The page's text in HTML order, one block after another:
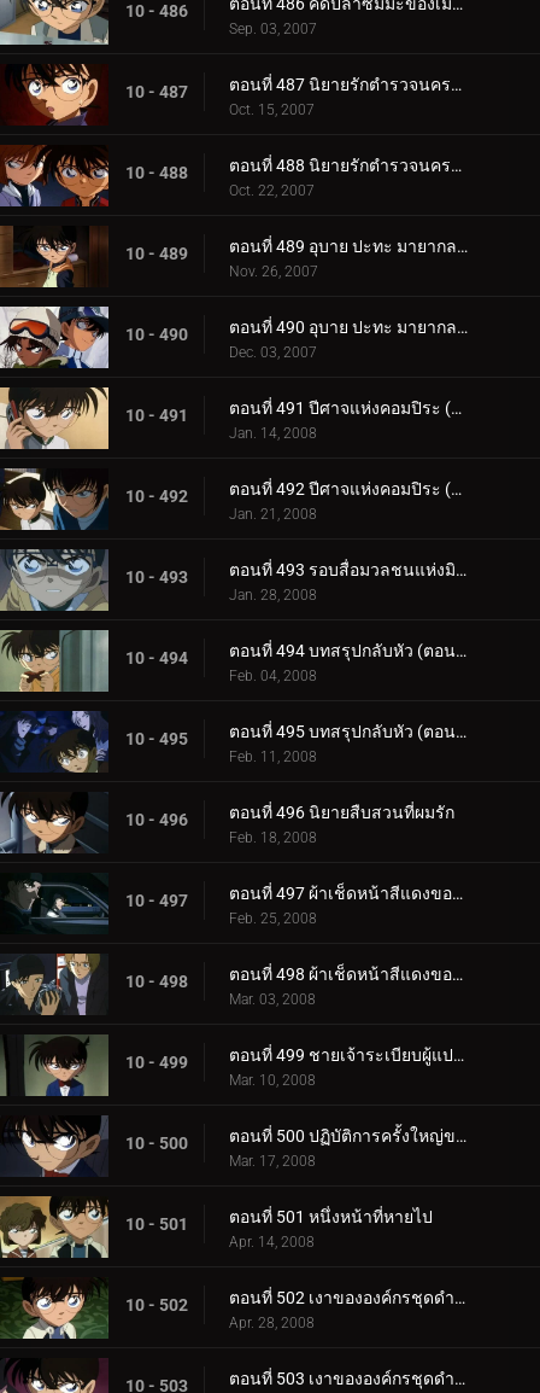
10 - 486 ตอนที่ 486 คดีปลาซัมมะของเมงูโระ
Sep. 03, 2007
10 - 487 ตอนที่ 487 นิยายรักตำรวจนครบาล ภาคพิธีวิวาห์ปลอม (ตอนพิเศษ ตอนแรก)
Oct. 15, 2007
10 - 488 ตอนที่ 488 นิยายรักตำรวจนครบาล ภาคพิธีวิวาห์ปลอม (ตอนพิเศษ ตอนจบ)
Oct. 22, 2007
10 - 489 ตอนที่ 489 อุบาย ปะทะ มายากล (ตอนแรก)
Nov. 26, 2007
10 - 490 ตอนที่ 490 อุบาย ปะทะ มายากล (ตอนจบ)
Dec. 03, 2007
10 - 491 ตอนที่ 491 ปีศาจแห่งคอมปิระ (ตอนพิเศษ ตอนแรก)
Jan. 14, 2008
10 - 492 ตอนที่ 492 ปีศาจแห่งคอมปิระ (ตอนพิเศษ ตอนจบ)
Jan. 21, 2008
10 - 493 ตอนที่ 493 รอบสื่อมวลชนแห่งมิตรภาพและความผูกพัน
Jan. 28, 2008
10 - 494 ตอนที่ 494 บทสรุปกลับหัว (ตอนแรก)
Feb. 04, 2008
10 - 495 ตอนที่ 495 บทสรุปกลับหัว (ตอนจบ)
Feb. 11, 2008
10 - 496 ตอนที่ 496 นิยายสืบสวนที่ผมรัก
Feb. 18, 2008
10 - 497 ตอนที่ 497 ผ้าเช็ดหน้าสีแดงของโซโนโกะ (ตอนแรก)
Feb. 25, 2008
10 - 498 ตอนที่ 498 ผ้าเช็ดหน้าสีแดงของโซโนโกะ (ตอนจบ)
Mar. 03, 2008
10 - 499 ตอนที่ 499 ชายเจ้าระเบียบผู้แปลกประหลาด
Mar. 10, 2008
10 - 500 ตอนที่ 500 ปฏิบัติการครั้งใหญ่ของ ป.1 ห้อง B!
Mar. 17, 2008
10 - 501 ตอนที่ 501 หนึ่งหน้าที่หายไป
Apr. 14, 2008
10 - 502 ตอนที่ 502 เงาขององค์กรชุดดำ (ภาคพยานตัวน้อย)
Apr. 28, 2008
10 - 503 ตอนที่ 503 เงาขององค์กรชุดดำ (ภาคแสงไฟพิศวง)